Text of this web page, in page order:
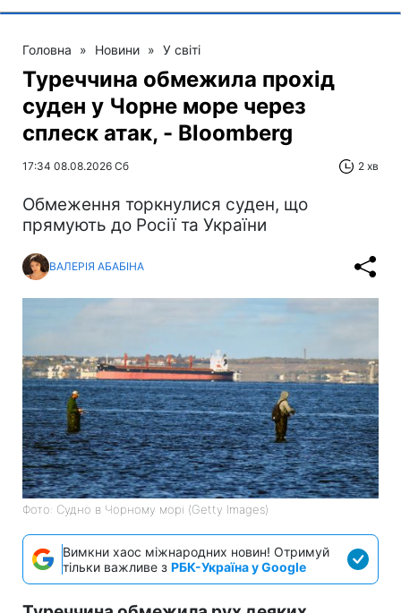
Головна » Новини » У світі
Туреччина обмежила прохід
суден у Чорне море через
сплеск атак, - Bloomberg
17:34 08.08.2026 Сб 2 хв
Обмеження торкнулися суден, що
прямують до Росії та України
ВАЛЕРІЯ АБАБІНА
Фото: Судно в Чорному морі (Getty Images)
Вимкни хаос міжнародних новин! Отримуй
тільки важливе з РБК-Україна у Google